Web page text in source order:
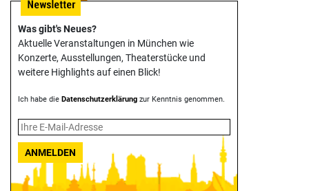
Was gibt's Neues?
Aktuelle Veranstaltungen in München wie
Konzerte, Ausstellungen, Theater­stücke und
weitere Highlights auf einen Blick!
Ich habe die Datenschutzerklärung zur Kenntnis genommen.
ANMELDEN